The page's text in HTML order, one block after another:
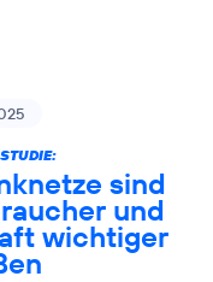
sind
und
wichtiger